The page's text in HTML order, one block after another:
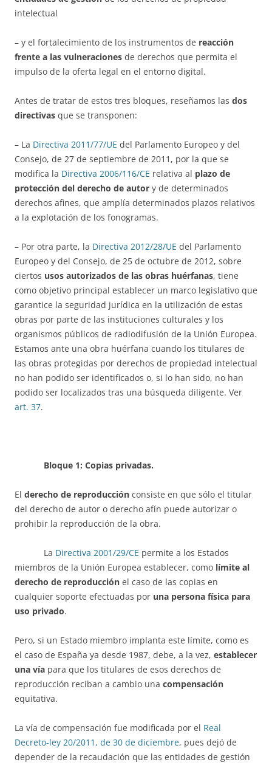
intelectual
– y el fortalecimiento de los instrumentos de reacción
frente a las vulneraciones de derechos que permita el
impulso de la oferta legal en el entorno digital.
Antes de tratar de estos tres bloques, reseñamos las dos
directivas que se transponen:
– La Directiva 2011/77/UE del Parlamento Europeo y del
Consejo, de 27 de septiembre de 2011, por la que se
modifica la Directiva 2006/116/CE relativa al plazo de
protección del derecho de autor y de determinados
derechos afines, que amplía determinados plazos relativos
a la explotación de los fonogramas.
– Por otra parte, la Directiva 2012/28/UE del Parlamento
Europeo y del Consejo, de 25 de octubre de 2012, sobre
ciertos usos autorizados de las obras huérfanas, tiene
como objetivo principal establecer un marco legislativo que
garantice la seguridad jurídica en la utilización de estas
obras por parte de las instituciones culturales y los
organismos públicos de radiodifusión de la Unión Europea.
Estamos ante una obra huérfana cuando los titulares de
las obras protegidas por derechos de propiedad intelectual
no han podido ser identificados o, si lo han sido, no han
podido ser localizados tras una búsqueda diligente. Ver
art. 37.
Bloque 1: Copias privadas.
El derecho de reproducción consiste en que sólo el titular
del derecho de autor o derecho afín puede autorizar o
prohibir la reproducción de la obra.
La Directiva 2001/29/CE permite a los Estados
miembros de la Unión Europea establecer, como límite al
derecho de reproducción el caso de las copias en
cualquier soporte efectuadas por una persona física para
uso privado.
Pero, si un Estado miembro implanta este límite, como es
el caso de España ya desde 1987, debe, a la vez, establecer
una vía para que los titulares de esos derechos de
reproducción reciban a cambio una compensación
equitativa.
La vía de compensación fue modificada por el Real
Decreto-ley 20/2011, de 30 de diciembre, pues dejó de
depender de la recaudación que las entidades de gestión